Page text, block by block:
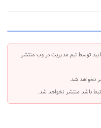
توسط تیم مدیریت در وب منتشر
نخواهد شد.
باشد منتشر نخواهد شد.